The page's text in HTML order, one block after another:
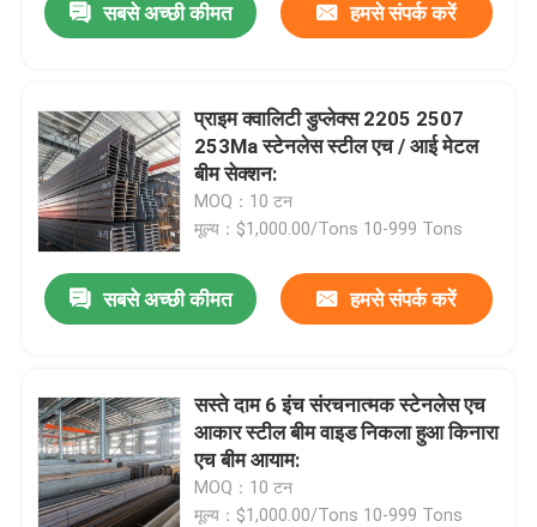
सबसे अच्छी कीमत हमसे संपर्क करें
प्राइम क्वालिटी डुप्लेक्स 2205 2507
253Ma स्टेनलेस स्टील एच / आई मेटल
बीम सेक्शन:
MOQ：10 टन
मूल्य：$1,000.00/Tons 10-999 Tons
सबसे अच्छी कीमत हमसे संपर्क करें
सस्ते दाम 6 इंच संरचनात्मक स्टेनलेस एच
आकार स्टील बीम वाइड निकला हुआ किनारा
एच बीम आयाम:
MOQ：10 टन
मूल्य：$1,000.00/Tons 10-999 Tons